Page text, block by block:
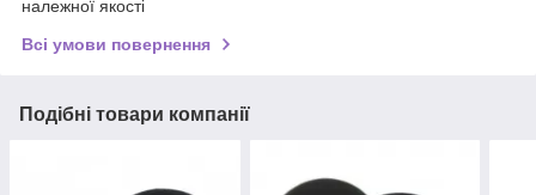
належної якості
Всі умови повернення
Подібні товари компанії